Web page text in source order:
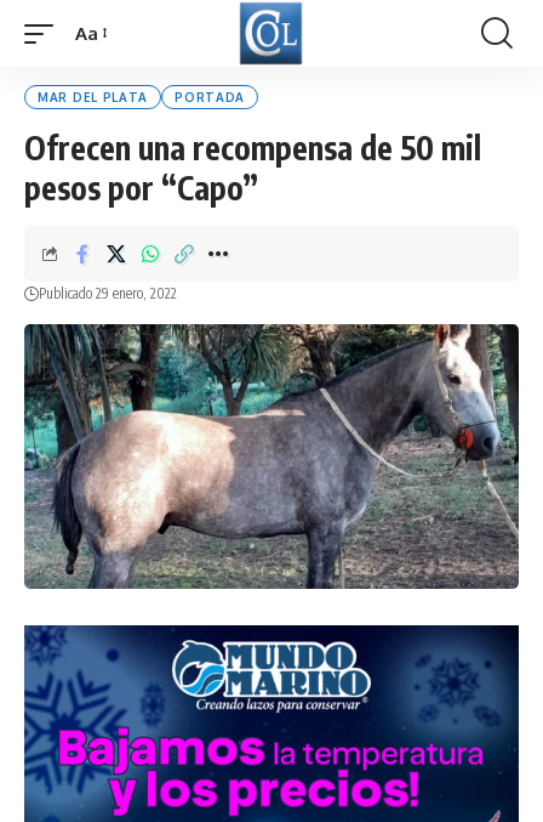
Font
Aa
MAR DEL PLATA PORTADA
Ofrecen una recompensa de 50 mil
pesos por “Capo”
Publicado 29 enero, 2022